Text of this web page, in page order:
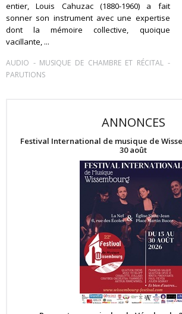
entier, Louis Cahuzac (1880-1960) a fait
sonner son instrument avec une expertise
dont la mémoire collective, quoique
vacillante, ...
AUDIO - MUSIQUE DE CHAMBRE ET RÉCITAL-
PARUTIONS
ANNONCES
Festival International de musique de
30 août